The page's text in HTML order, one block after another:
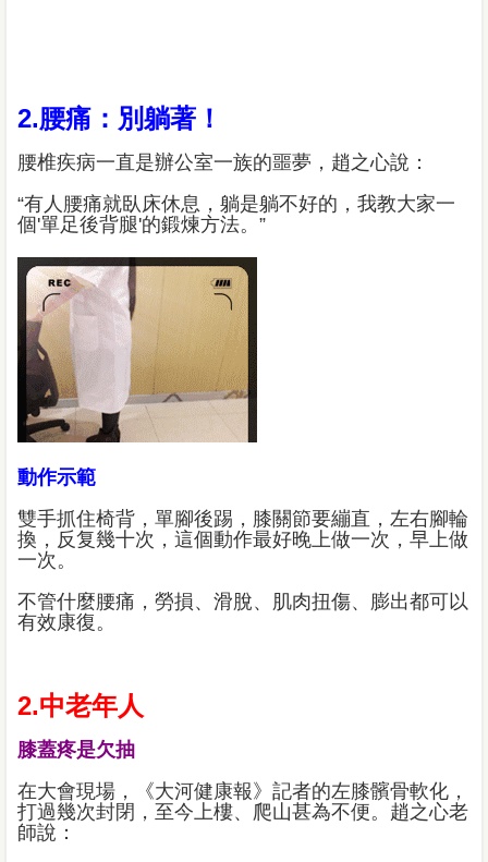
2.腰痛：別躺著！
腰椎疾病一直是辦公室一族的噩夢，趙之心說：
“有人腰痛就臥床休息，躺是躺不好的，我教大家一
個'單足後背腿'的鍛煉方法。”
動作示範
雙手抓住椅背，單腳後踢，膝關節要繃直，左右腳輪
換，反复幾十次，這個動作最好晚上做一次，早上做
一次。
不管什麼腰痛，勞損、滑脫、肌肉扭傷、膨出都可以
有效康復。
2.中老年人
膝蓋疼是欠抽
在大會現場，《大河健康報》記者的左膝髕骨軟化，
打過幾次封閉，至今上樓、爬山甚為不便。趙之心老
師說：